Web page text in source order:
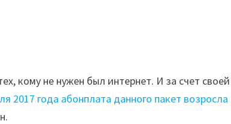
кому не нужен был интернет. И за счет своей
2017 года абонплата данного пакет